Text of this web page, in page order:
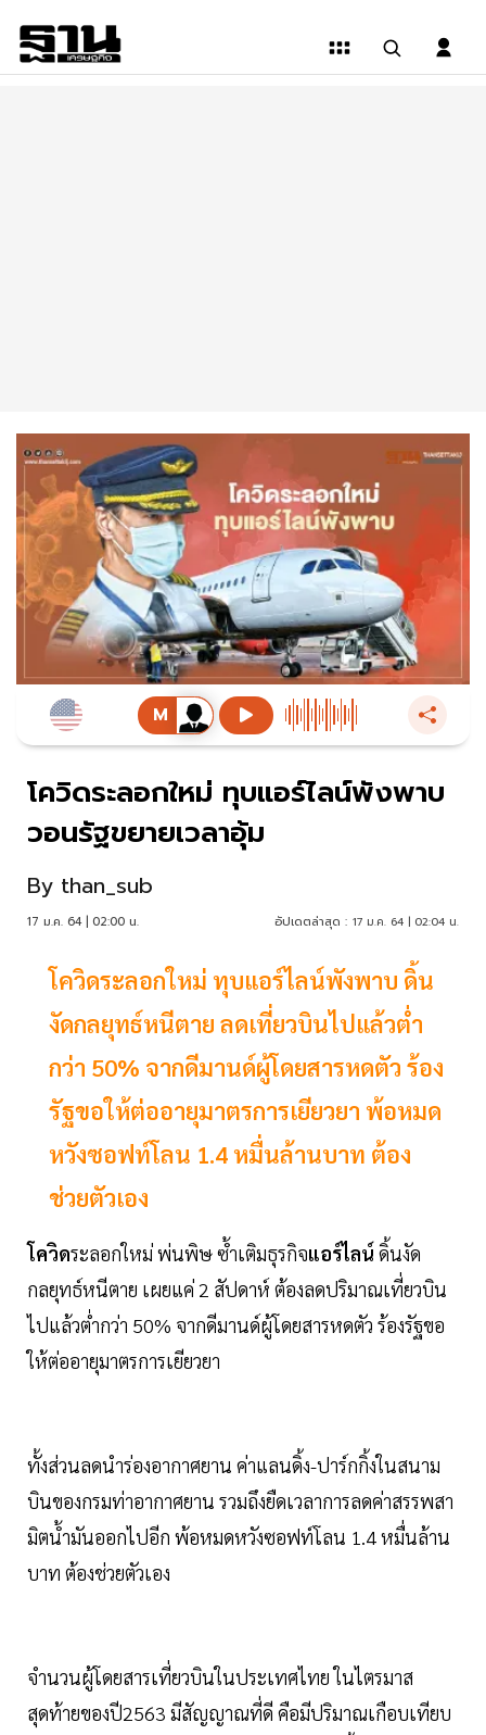
โควิดระลอกใหม่ ทุบแอร์ไลน์พังพาบ
วอนรัฐขยายเวลาอุ้ม
By than_sub
17 ม.ค. 64 | 02:00 น. อัปเดตล่าสุด : 17 ม.ค. 64 | 02:04 น.
โควิดระลอกใหม่ ทุบแอร์ไลน์พังพาบ ดิ้น
งัดกลยุทธ์หนีตาย ลดเที่ยวบินไปแล้วตํ่า
กว่า 50% จากดีมานด์ผู้โดยสารหดตัว ร้อง
รัฐขอให้ต่ออายุมาตรการเยียวยา พ้อหมด
หวังซอฟท์โลน 1.4 หมื่นล้านบาท ต้อง
ช่วยตัวเอง
โควิดระลอกใหม่ พ่นพิษ ซํ้าเติมธุรกิจแอร์ไลน์ ดิ้นงัด
กลยุทธ์หนีตาย เผยแค่ 2 สัปดาห์ ต้องลดปริมาณเที่ยวบิน
ไปแล้วตํ่ากว่า 50% จากดีมานด์ผู้โดยสารหดตัว ร้องรัฐขอ
ให้ต่ออายุมาตรการเยียวยา
ทั้งส่วนลดนำร่องอากาศยาน ค่าแลนดิ้ง-ปาร์กกิ้งในสนาม
บินของกรมท่าอากาศยาน รวมถึงยืดเวลาการลดค่าสรรพสา
มิตนํ้ามันออกไปอีก พ้อหมดหวังซอฟท์โลน 1.4 หมื่นล้าน
บาท ต้องช่วยตัวเอง
จำนวนผู้โดยสารเที่ยวบินในประเทศไทย ในไตรมาส
สุดท้ายของปี2563 มีสัญญาณที่ดี คือมีปริมาณเกือบเทียบ